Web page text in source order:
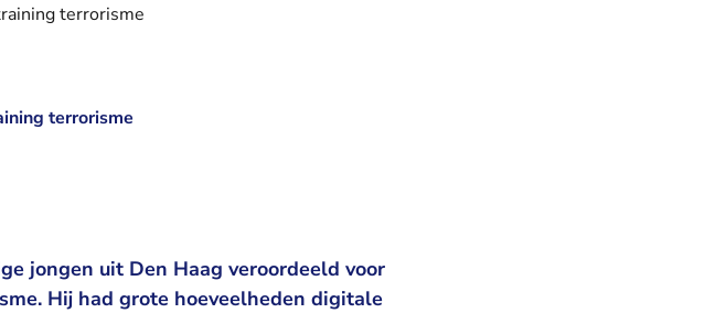
terrorisme
terrorisme
jongen uit Den Haag veroordeeld voor
Hij had grote hoeveelheden digitale